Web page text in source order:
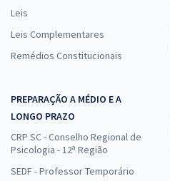
Leis
Leis Complementares
Remédios Constitucionais
PREPARAÇÃO A MÉDIO E A
LONGO PRAZO
CRP SC - Conselho Regional de
Psicologia - 12ª Região
SEDF - Professor Temporário